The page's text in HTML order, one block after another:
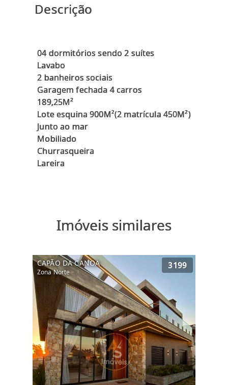
Descrição
04 dormitórios sendo 2 suítes
Lavabo
2 banheiros sociais
Garagem fechada 4 carros
189,25M²
Lote esquina 900M²(2 matrícula 450M²)
Junto ao mar
Mobiliado
Churrasqueira
Imóveis similares
CAPÃO DA CANOA
Zona Norte
3199